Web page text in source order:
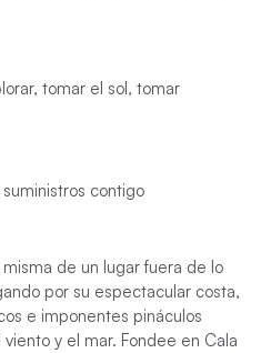
tomar el sol, tomar
contigo
de un lugar fuera de lo
por su espectacular costa,
e imponentes pináculos
y el mar. Fondee en Cala